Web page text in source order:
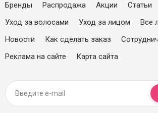
Бренды
Распродажа Акции
Статьи
Уход за волосами
Уход за лицом
Все
Новости
Как сделать заказ
Реклама на сайте
Карта сайта